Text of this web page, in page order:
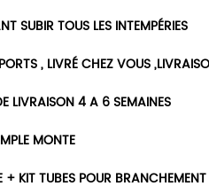
SUBIR TOUS LES INTEMPÉRIES
, LIVRÉ CHEZ VOUS
LIVRAISON 4 A 6 SEMAINES
MONTE
+ KIT TUBES POUR